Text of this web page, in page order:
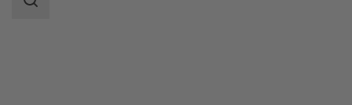
Область